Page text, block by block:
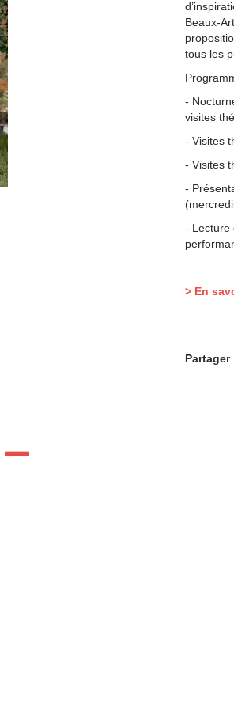
Beaux-
tous les
-
visites
- Visites
- Visites
-
- Lecture
> En
Partager